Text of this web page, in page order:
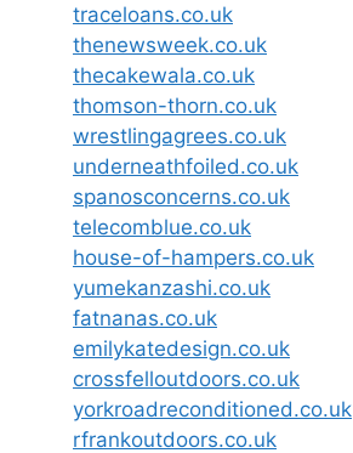
traceloans.co.uk
thenewsweek.co.uk
thecakewala.co.uk
thomson-thorn.co.uk
wrestlingagrees.co.uk
underneathfoiled.co.uk
spanosconcerns.co.uk
telecomblue.co.uk
house-of-hampers.co.uk
yumekanzashi.co.uk
fatnanas.co.uk
emilykatedesign.co.uk
crossfelloutdoors.co.uk
yorkroadreconditioned.co.uk
rfrankoutdoors.co.uk